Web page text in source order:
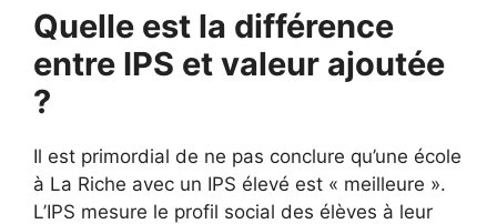
Quelle est la différence
entre IPS et valeur ajoutée
?
Il est primordial de ne pas conclure qu’une école
à La Riche avec un IPS élevé est « meilleure ».
L’IPS mesure le profil social des élèves à leur